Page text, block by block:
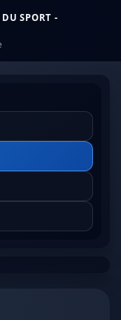
SPORT -